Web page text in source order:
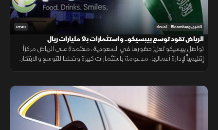
01:49 الشرق Bloomberg اقتصاد
الرياض تقود توسع بيبسيكو.. واستثمارات بـ9 مليارات ريال
تواصل بيبسيكو تعزيز حضورها في السعودية، معتمدة على الرياض مركزاً
إقليمياً لإدارة أعمالها، مدعومة باستثمارات كبيرة وخطط للتوسع والابتكار.